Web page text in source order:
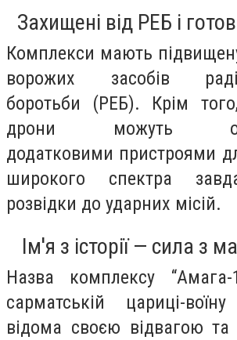
Захищені від РЕБ і
Комплекси мають
ворожих засобів
боротьби (РЕБ). Крім
дрони можуть
додатковими пристроями
широкого спектра
розвідки до ударних місій.
Ім'я з історії — сила з
Назва комплексу
сарматській цариці-
відома своєю відвагою та